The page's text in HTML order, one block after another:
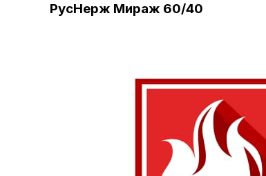
РусНерж Мираж 60/40